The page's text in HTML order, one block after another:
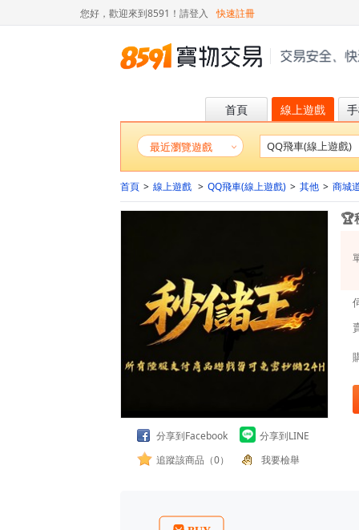
您好，歡迎來到8591！ 請登入 快速註冊
首頁 線上遊戲
最近瀏覽遊戲
首頁 > 線上遊戲 > QQ飛車(線上遊戲) > 其他 > 商城
分享到Facebook
分享到LINE
追蹤該商品（0）
我要檢舉
🏆